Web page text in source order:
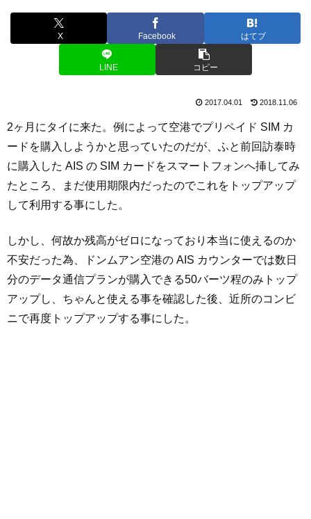
X Facebook はてブ
LINE コピー
2017.04.01 2018.11.06
2ヶ月にタイに来た。例によって空港でプリペイド SIM カ
ードを購入しようかと思っていたのだが、ふと前回訪泰時
に購入した AIS の SIM カードをスマートフォンへ挿してみ
たところ、まだ使用期限内だったのでこれをトップアップ
して利用する事にした。
しかし、何故か残高がゼロになっており本当に使えるのか
不安だった為、ドンムアン空港の AIS カウンターでは数日
分のデータ通信プランが購入できる50バーツ程のみトップ
アップし、ちゃんと使える事を確認した後、近所のコンビ
ニで再度トップアップする事にした。